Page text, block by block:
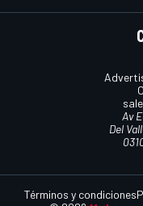
Av
Del
Términos y condiciones